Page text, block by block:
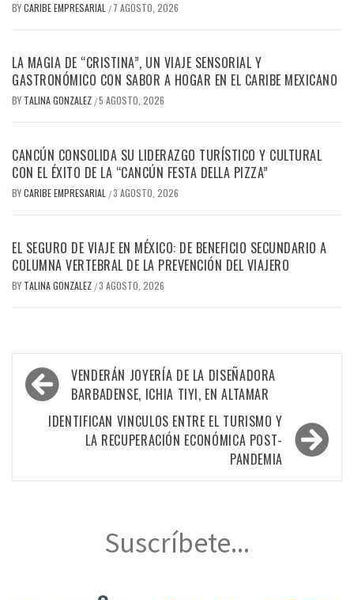
BYCARIBE EMPRESARIAL / 7 AGOSTO, 2026
LA MAGIA DE “CRISTINA”, UN VIAJE SENSORIAL Y
GASTRONÓMICO CON SABOR A HOGAR EN EL CARIBE MEXICANO
BY TALINA GONZALEZ /5 AGOSTO, 2026
CANCÚN CONSOLIDA SU LIDERAZGO TURÍSTICO Y CULTURAL
CON EL ÉXITO DE LA “CANCÚN FESTA DELLA PIZZA”
BYCARIBE EMPRESARIAL /3 AGOSTO, 2026
EL SEGURO DE VIAJE EN MÉXICO: DE BENEFICIO SECUNDARIO A
COLUMNA VERTEBRAL DE LA PREVENCIÓN DEL VIAJERO
BY TALINA GONZALEZ /3 AGOSTO, 2026
Navegación
de
entradas
VENDERÁN JOYERÍA DE LA DISEÑADORA
BARBADENSE, ICHIA TIYI, EN ALTAMAR
IDENTIFICAN VINCULOS ENTRE EL TURISMO Y
LA RECUPERACIÓN ECONÓMICA POST-
PANDEMIA
Suscríbete...